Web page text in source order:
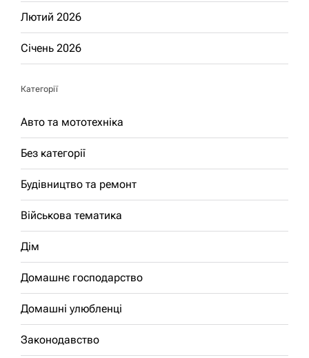
Лютий 2026
Січень 2026
Категорії
Авто та мототехніка
Без категорії
Будівництво та ремонт
Військова тематика
Дім
Домашнє господарство
Домашні улюбленці
Законодавство